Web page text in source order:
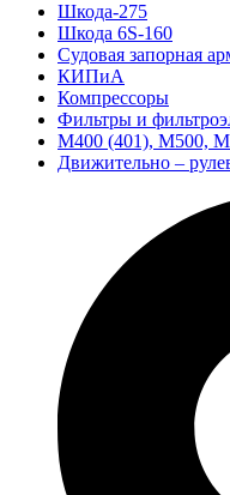
Шкода-275
Шкода 6S-160
Судовая запорная
КИПиА
Компрессоры
Фильтры и
М400 (401), М500,
Движительно –